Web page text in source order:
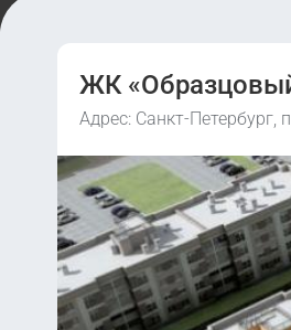
ЖК
Адрес: Санкт-